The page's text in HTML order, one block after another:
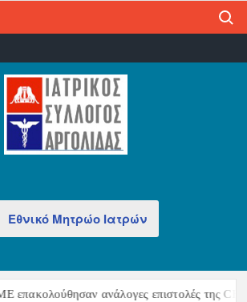
Εθνικό Μητρώο Ιατρών
επακολούθησαν ανάλογες επιστολές της